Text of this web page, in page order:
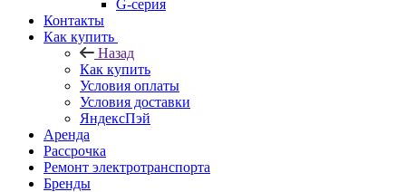
G-серия
Контакты
Как купить
Назад
Как купить
Условия оплаты
Условия доставки
ЯндексПэй
Аренда
Рассрочка
Ремонт электротранспорта
Бренды